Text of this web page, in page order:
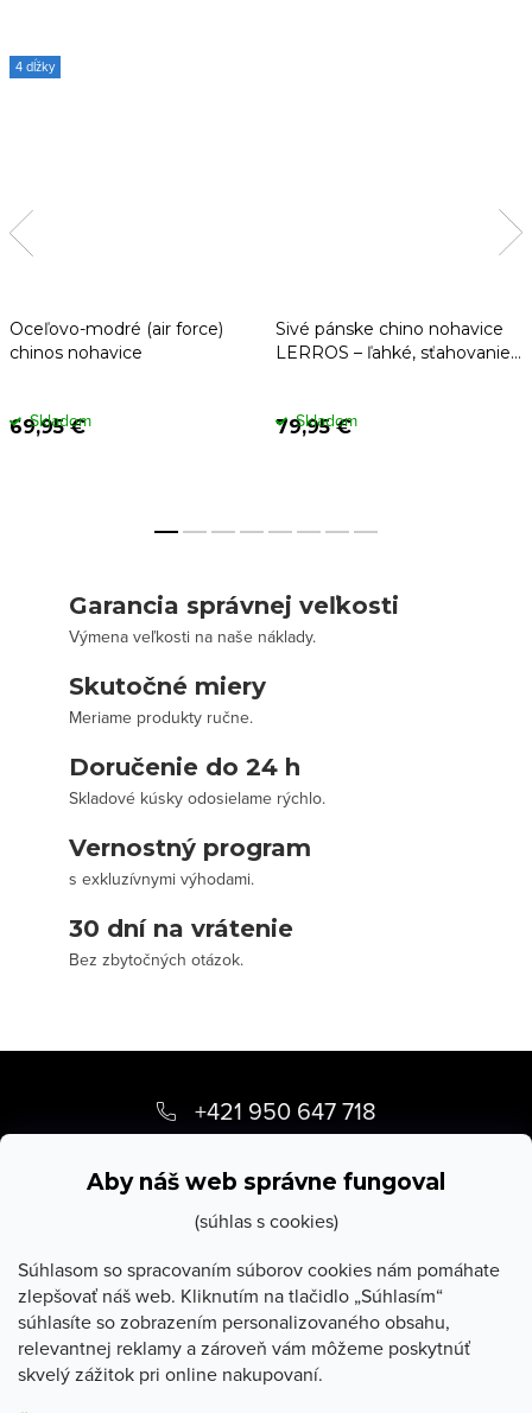
Aby náš web správne fungoval
(súhlas s cookies)
Súhlasom so spracovaním súborov cookies nám pomáhate
zlepšovať náš web. Kliknutím na tlačidlo „Súhlasím“
súhlasíte so zobrazením personalizovaného obsahu,
relevantnej reklamy a zároveň vám môžeme poskytnúť
skvelý zážitok pri online nakupovaní.
4 dĺžky
Oceľovo-modré (air force)
chinos nohavice
69,95 €
Skladom
Sivé pánske chino nohavice
LERROS – ľahké, sťahovanie
79,95 €
Skladom
Garancia správnej veľkosti
Výmena veľkosti na naše náklady.
Skutočné miery
Meriame produkty ručne.
Doručenie do 24 h
Skladové kúsky odosielame rýchlo.
Vernostný program
s exkluzívnymi výhodami.
30 dní na vrátenie
Bez zbytočných otázok.
p
+421 950 647 718
O Stevula